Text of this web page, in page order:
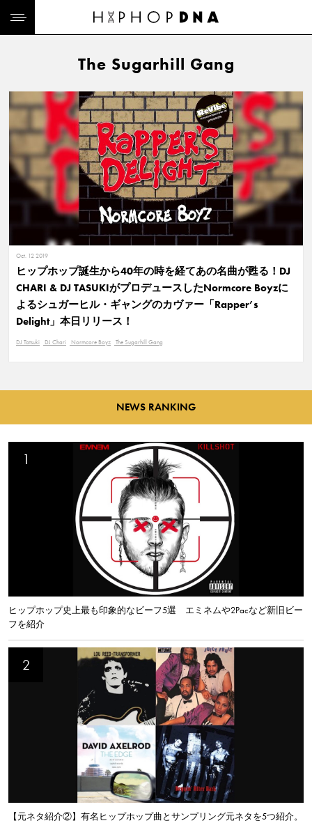
The Sugarhill Gang
Oct. 12 2019
ヒップホップ誕生から40年の時を経てあの名曲が甦る！DJ
CHARI & DJ TASUKIがプロデュースしたNormcore Boyzに
よるシュガーヒル・ギャングのカヴァー「Rapper’s
Delight」本日リリース！
DJ Tatsuki DJ Chari Normcore Boyz The Sugarhill Gang
NEWS RANKING
ヒップホップ史上最も印象的なビーフ5選 エミネムや2Pacなど新旧ビー
フを紹介
【元ネタ紹介②】有名ヒップホップ曲とサンプリング元ネタを5つ紹介。